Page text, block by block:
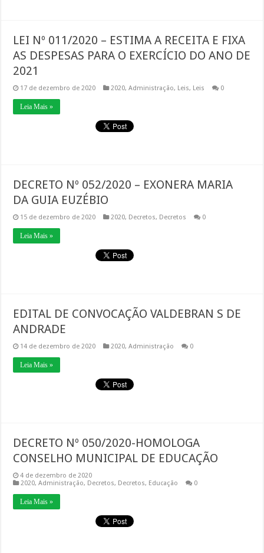
LEI Nº 011/2020 – ESTIMA A RECEITA E FIXA
AS DESPESAS PARA O EXERCÍCIO DO ANO DE
2021
17 de dezembro de 2020 2020,Administração, Leis, Leis 0
Leia Mais »
DECRETO Nº 052/2020 – EXONERA MARIA
DA GUIA EUZÉBIO
15 de dezembro de 2020 2020, Decretos, Decretos 0
Leia Mais »
EDITAL DE CONVOCAÇÃO VALDEBRAN S DE
ANDRADE
14 de dezembro de 2020 2020,Administração 0
Leia Mais »
DECRETO Nº 050/2020-HOMOLOGA
CONSELHO MUNICIPAL DE EDUCAÇÃO
4 de dezembro de 2020
2020,Administração, Decretos, Decretos, Educação 0
Leia Mais »